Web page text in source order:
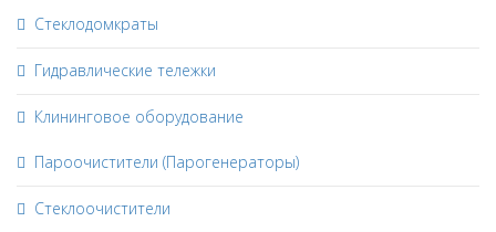
Стеклодомкраты
Гидравлические тележки
Клининговое оборудование
Пароочистители (Парогенераторы)
Стеклоочистители